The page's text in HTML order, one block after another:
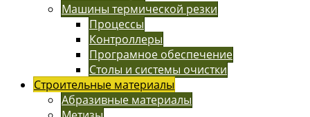
Машины термической резки
Процессы
Контроллеры
Програмное обеспечение
Столы и системы очистки
Строительные материалы
Абразивные материалы